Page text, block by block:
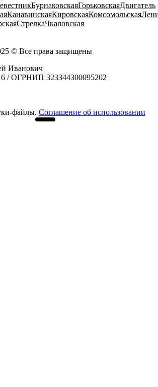
БурнаковскаяГорьковскаяДвигатель
КанавинскаяКировскаяКомсомольская
СтрелкаЧкаловская
© Все права защищены
Иванович
/ ОГРНИП 323344300095202
файлы. Соглашение об использовании